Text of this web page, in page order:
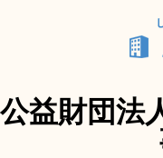
公益財団法